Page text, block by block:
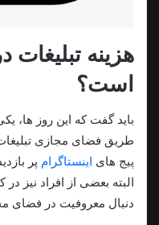
هزینه تبلیغات
است؟
باید گفت که این روز ها،
طریق فضای مجازی
پیج های اینستاگرام پر
البته بعضی از افراد نیز در
دنبال معروفیت در فضای